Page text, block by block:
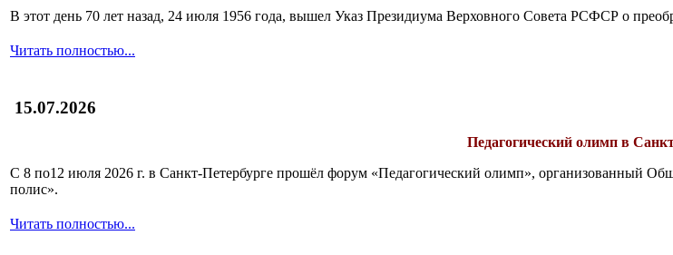
В этот день 70 лет назад, 24 июля 1956 года, вышел Указ Президиума Верховного Совета РСФСР о
Читать полностью...
15.07.2026
Педагогический олимп в
С 8 по12 июля 2026 г. в Санкт-Петербурге прошёл форум «Педагогический олимп», организованный
полис».
Читать полностью...